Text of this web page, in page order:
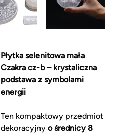
Płytka selenitowa mała
Czakra cz-b – krystaliczna
podstawa z symbolami
energii
Ten kompaktowy przedmiot
dekoracyjny o średnicy 8